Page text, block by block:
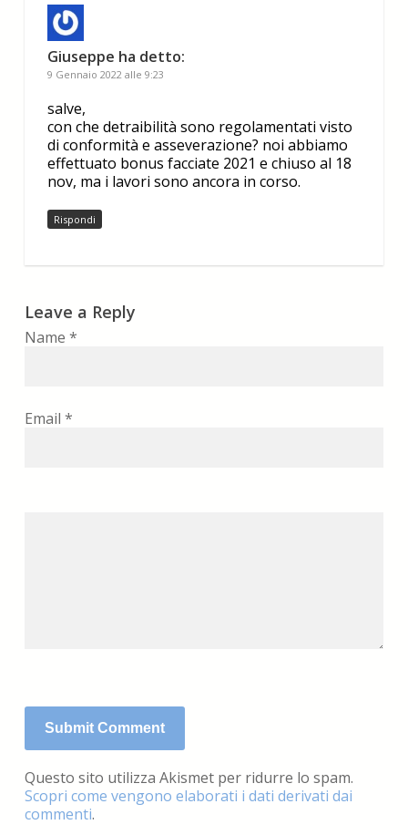
Giuseppe ha detto:
9 Gennaio 2022 alle 9:23
salve,
con che detraibilità sono regolamentati visto
di conformità e asseverazione? noi abbiamo
effettuato bonus facciate 2021 e chiuso al 18
nov, ma i lavori sono ancora in corso.
Rispondi
Leave a Reply
Name *
Email *
Questo sito utilizza Akismet per ridurre lo spam.
Scopri come vengono elaborati i dati derivati dai
commenti.